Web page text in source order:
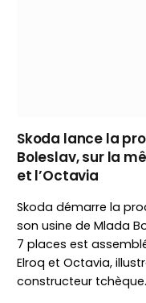
Skoda lance la
Boleslav, sur la
et l’Octavia
Skoda démarre la
son usine de Mlada
7 places est
Elroq et Octavia,
constructeur tchèque.